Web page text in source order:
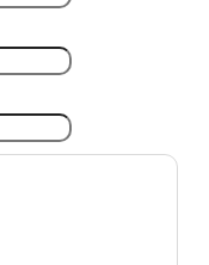
данных